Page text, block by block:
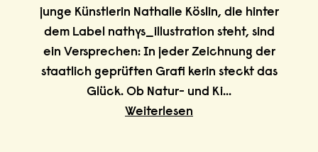
junge Künstlerin Nathalie Köslin, die hinter
dem Label nathys_illustration steht, sind
ein Versprechen: In jeder Zeichnung der
staatlich geprüften Grafi kerin steckt das
Glück. Ob Natur- und Ki...
Weiterlesen